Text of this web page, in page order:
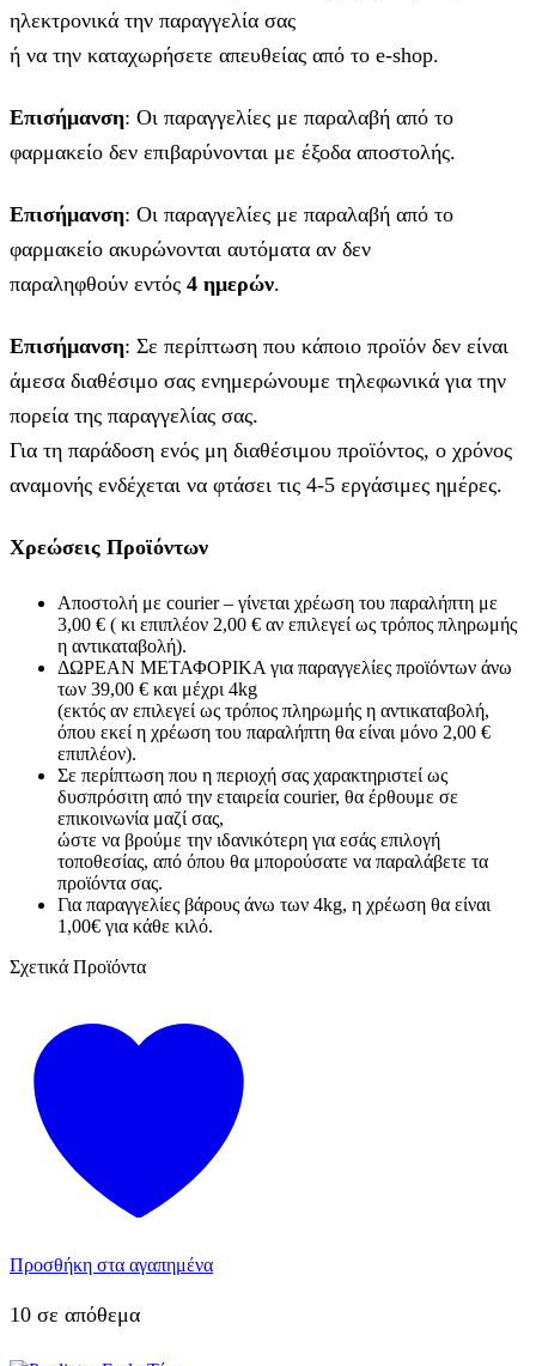
ηλεκτρονικά την παραγγελία σας
ή να την καταχωρήσετε απευθείας από το e-shop.
Επισήμανση: Οι παραγγελίες με παραλαβή από το
φαρμακείο δεν επιβαρύνονται με έξοδα αποστολής.
Επισήμανση: Οι παραγγελίες με παραλαβή από το
φαρμακείο ακυρώνονται αυτόματα αν δεν
παραληφθούν εντός 4 ημερών.
Επισήμανση: Σε περίπτωση που κάποιο προϊόν δεν είναι
άμεσα διαθέσιμο σας ενημερώνουμε τηλεφωνικά για την
πορεία της παραγγελίας σας.
Για τη παράδοση ενός μη διαθέσιμου προϊόντος, ο χρόνος
αναμονής ενδέχεται να φτάσει τις 4-5 εργάσιμες ημέρες.
Χρεώσεις Προϊόντων
Αποστολή με courier – γίνεται χρέωση του παραλήπτη με
3,00 € ( κι επιπλέον 2,00 € αν επιλεγεί ως τρόπος πληρωμής
η αντικαταβολή).
ΔΩΡΕΑΝ ΜΕΤΑΦΟΡΙΚΑ για παραγγελίες προϊόντων άνω
των 39,00 € και μέχρι 4kg
(εκτός αν επιλεγεί ως τρόπος πληρωμής η αντικαταβολή,
όπου εκεί η χρέωση του παραλήπτη θα είναι μόνο 2,00 €
επιπλέον).
Σε περίπτωση που η περιοχή σας χαρακτηριστεί ως
δυσπρόσιτη από την εταιρεία courier, θα έρθουμε σε
επικοινωνία μαζί σας,
ώστε να βρούμε την ιδανικότερη για εσάς επιλογή
τοποθεσίας, από όπου θα μπορούσατε να παραλάβετε τα
προϊόντα σας.
Για παραγγελίες βάρους άνω των 4kg, η χρέωση θα είναι
1,00€ για κάθε κιλό.
Σχετικά Προϊόντα
Προσθήκη στα αγαπημένα
10 σε απόθεμα